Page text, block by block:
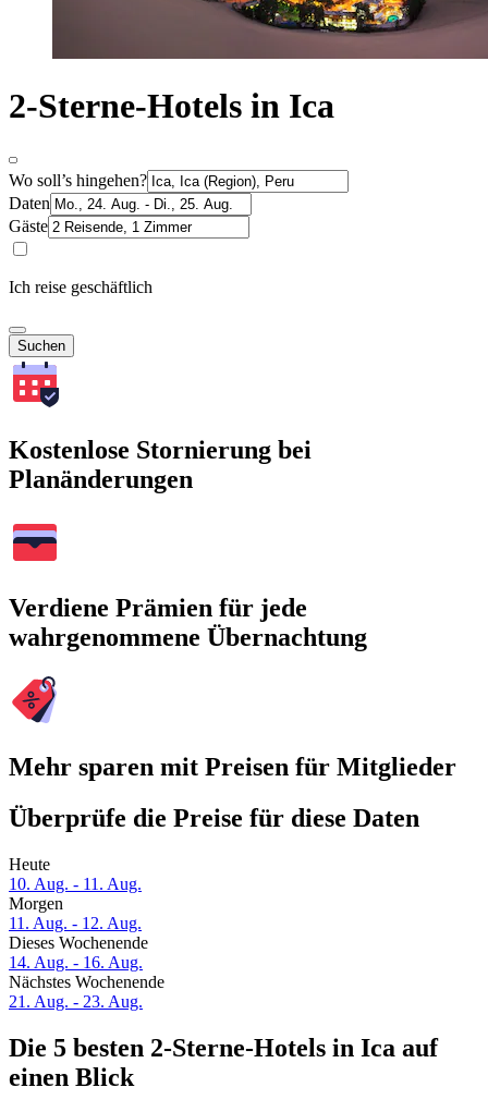
2-Sterne-Hotels in Ica
Wo soll’s hingehen?
Daten
Gäste
Ich reise geschäftlich
Suchen
Kostenlose Stornierung bei
Planänderungen
Verdiene Prämien für jede
wahrgenommene Übernachtung
Mehr sparen mit Preisen für Mitglieder
Überprüfe die Preise für diese Daten
Heute
10. Aug. - 11. Aug.
Morgen
11. Aug. - 12. Aug.
Dieses Wochenende
14. Aug. - 16. Aug.
Nächstes Wochenende
21. Aug. - 23. Aug.
Die 5 besten 2-Sterne-Hotels in Ica auf
einen Blick